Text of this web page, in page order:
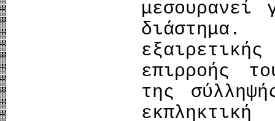
μεσουρανεί
επιρροής
της